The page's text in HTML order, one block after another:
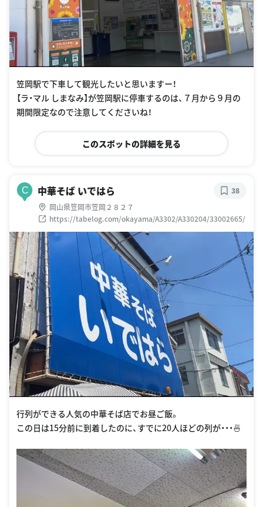
笠岡駅で下車して観光したいと思いますー！
【ラ・マル しまなみ】が笠岡駅に停車するのは、７月から９月の
期間限定なので注意してくださいね！
このスポットの詳細を見る
C 中華そば いではら
岡山県笠岡市笠岡２８２７
https://tabelog.com/okayama/A3302/A330204/33002665/
38
行列ができる人気の中華そば店でお昼ご飯。
この日は15分前に到着したのに、すでに20人ほどの列が・・・🍜